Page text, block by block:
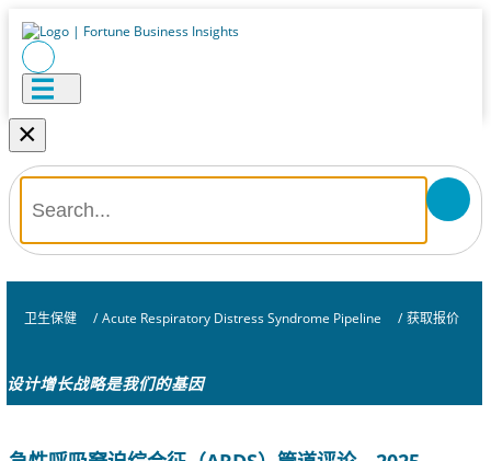
×
卫生保健 / Acute Respiratory Distress Syndrome Pipeline / 获取报价
设计增长战略是我们的基因